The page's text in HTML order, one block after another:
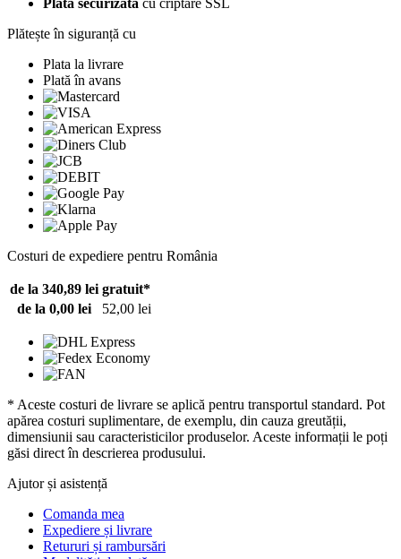
Plată securizată cu criptare SSL
Plătește în siguranță cu
Plata la livrare
Plată în avans
Costuri de expediere pentru România
de la 340,89 lei gratuit*
de la 0,00 lei
52,00 lei
* Aceste costuri de livrare se aplică pentru transportul standard. Pot
apărea costuri suplimentare, de exemplu, din cauza greutății,
dimensiunii sau caracteristicilor produselor. Aceste informații le poți
găsi direct în descrierea produsului.
Ajutor și asistență
Comanda mea
Expediere și livrare
Retururi și rambursări